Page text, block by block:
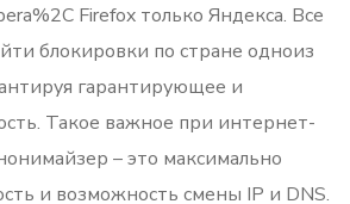
Firefox только Яндекса. Все
блокировки по стране одноиз
гарантирующее и
Такое важное при интернет-
– это максимально
и возможность смены IP и DNS.